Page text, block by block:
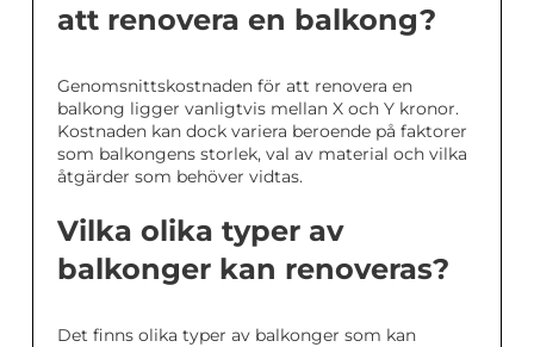
att renovera en balkong?
Genomsnittskostnaden för att renovera en
balkong ligger vanligtvis mellan X och Y kronor.
Kostnaden kan dock variera beroende på faktorer
som balkongens storlek, val av material och vilka
åtgärder som behöver vidtas.
Vilka olika typer av
balkonger kan renoveras?
Det finns olika typer av balkonger som kan